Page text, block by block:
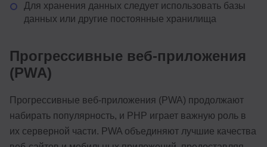
Для хранения данных следует использовать базы
данных или другие постоянные хранилища
Прогрессивные веб-приложения
(PWA)
Прогрессивные веб-приложения (PWA) продолжают
набирать популярность, и PHP играет важную роль в
их серверной части. PWA объединяют лучшие качества